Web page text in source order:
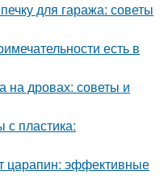
для гаража: советы
есть в
на дровах: советы и
с пластика:
царапин: эффективные